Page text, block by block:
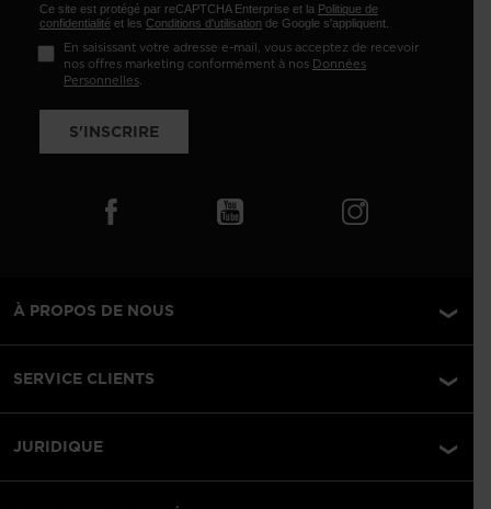
Ce site est protégé par reCAPTCHA Enterprise et la Politique de
confidentialité et les Conditions d'utilisation de Google s'appliquent.
En saisissant votre adresse e-mail, vous acceptez de recevoir
nos offres marketing conformément à nos Données
Personnelles.
S'INSCRIRE
À PROPOS DE NOUS
SERVICE CLIENTS
JURIDIQUE